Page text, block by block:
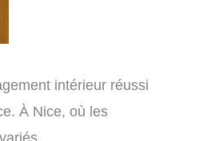
intérieur réussi
À Nice, où les